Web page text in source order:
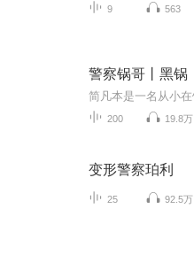
9 563
警察锅哥丨黑锅
200 19.8万
变形警察珀利
25 92.5万